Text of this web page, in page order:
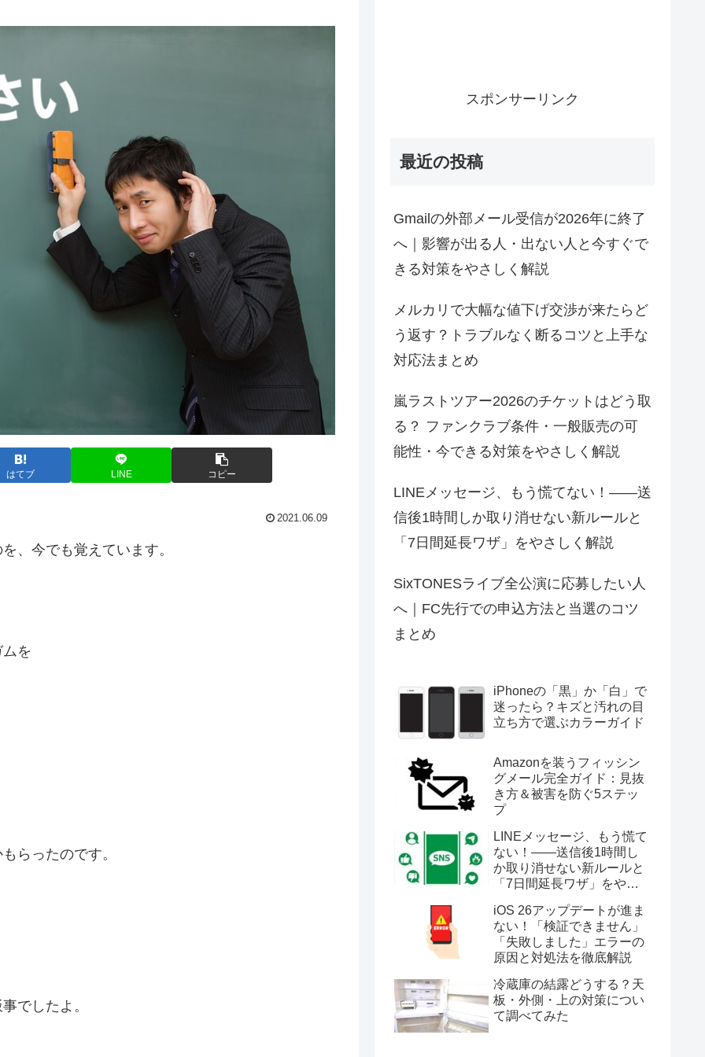
はてブ LINE コピー
2021.06.09
、今でも覚えています。
を
らったのです。
でしたよ。
スポンサーリンク
最近の投稿
Gmailの外部メール受信が2026年に終了
へ｜影響が出る人・出ない人と今すぐで
きる対策をやさしく解説
メルカリで大幅な値下げ交渉が来たらど
う返す？トラブルなく断るコツと上手な
対応法まとめ
嵐ラストツアー2026のチケットはどう取
る？ ファンクラブ条件・一般販売の可
能性・今できる対策をやさしく解説
LINEメッセージ、もう慌てない！――送
信後1時間しか取り消せない新ルールと
「7日間延長ワザ」をやさしく解説
SixTONESライブ全公演に応募したい人
へ｜FC先行での申込方法と当選のコツ
まとめ
iPhoneの「黒」か「白」で
迷ったら？キズと汚れの目
立ち方で選ぶカラーガイド
Amazonを装うフィッシン
グメール完全ガイド：見抜
き方＆被害を防ぐ5ステッ
プ
LINEメッセージ、もう慌て
ない！――送信後1時間し
か取り消せない新ルールと
「7日間延長ワザ」をやさ
iOS 26アップデートが進ま
ない！「検証できません」
「失敗しました」エラーの
原因と対処法を徹底解説
冷蔵庫の結露どうする？天
板・外側・上の対策につい
て調べてみた